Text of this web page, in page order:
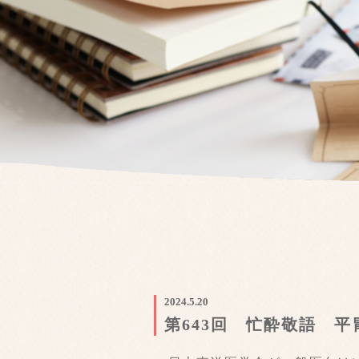
2024.5.20
第643回 忙酔敬語 平